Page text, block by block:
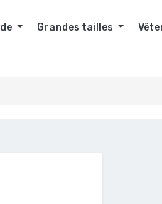
Grandes tailles